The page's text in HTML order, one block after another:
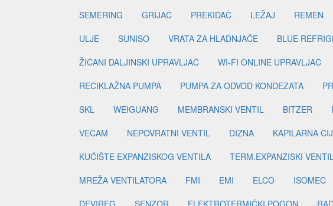
SEMERING
GRIJAČ PREKIDAČ LEŽAJ REMEN
ULJE
SUNISO VRATA ZA HLADNJAČE BLUE
ŽIČANI DALJINSKI UPRAVLJAČ
WI-FI ONLINE UPRAVLJAČ
RECIKLAŽNA PUMPA
PUMPA ZA ODVOD KONDEZATA
SKL
WEIGUANG MEMBRANSKI VENTIL BITZER
VECAM
NEPOVRATNI VENTIL DIZNA KAPILARNA
KUĆIŠTE EXPANZISKOG VENTILA
TERM.EXPANZISKI VENTIL
MREŽA VENTILATORA
FMI EMI ELCO ISOMEC
DEVIREG
SENZOR ELEKTROTERMIČKI POGON